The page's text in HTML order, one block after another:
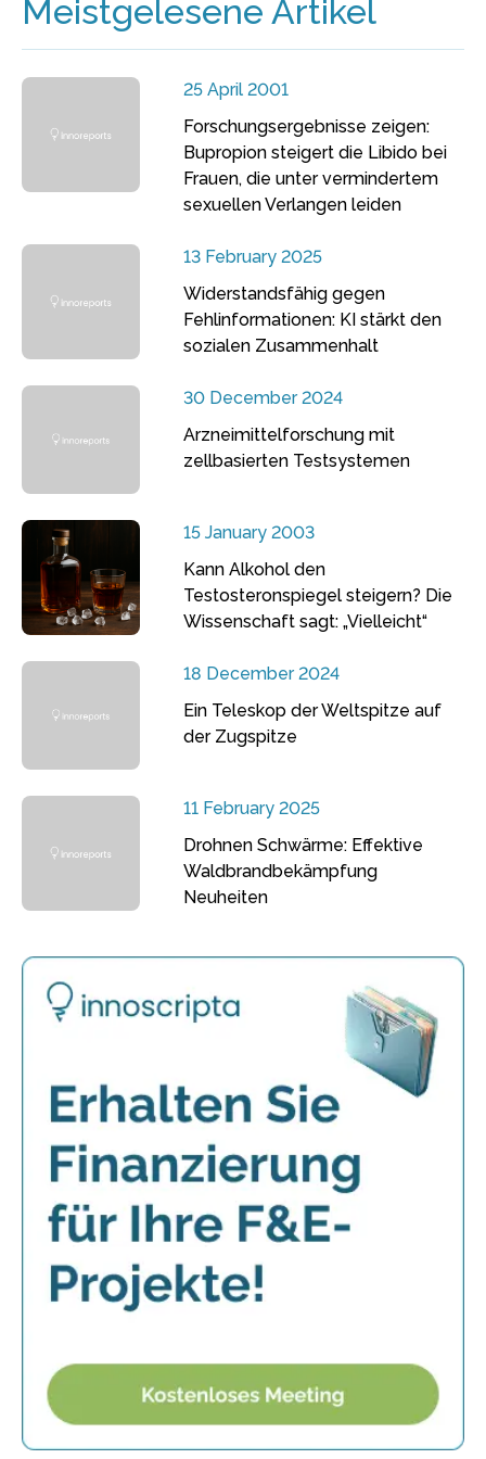
Meistgelesene Artikel
25 April 2001
Forschungsergebnisse zeigen:
Bupropion steigert die Libido bei
Frauen, die unter vermindertem
sexuellen Verlangen leiden
13 February 2025
Widerstandsfähig gegen
Fehlinformationen: KI stärkt den
sozialen Zusammenhalt
30 December 2024
Arzneimittelforschung mit
zellbasierten Testsystemen
15 January 2003
Kann Alkohol den
Testosteronspiegel steigern? Die
Wissenschaft sagt: „Vielleicht“
18 December 2024
Ein Teleskop der Weltspitze auf
der Zugspitze
11 February 2025
Drohnen Schwärme: Effektive
Waldbrandbekämpfung
Neuheiten